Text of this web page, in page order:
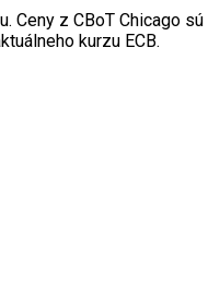
Ceny z CBoT Chicago sú
kurzu ECB.